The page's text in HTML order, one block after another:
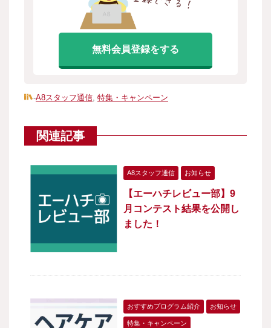
無料会員登録をする
-A8スタッフ通信, 特集・キャンペーン
関連記事
A8スタッフ通信 お知らせ
【エーハチレビュー部】9
月コンテスト結果を公開し
ました！
おすすめプログラム紹介 お知らせ
特集・キャンペーン